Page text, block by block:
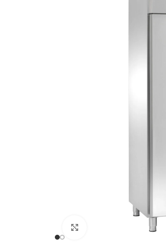
Nuotraukos padidinimas